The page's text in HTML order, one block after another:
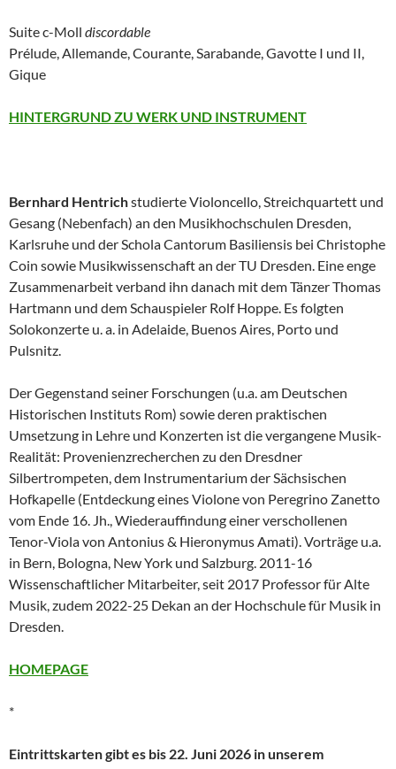
Suite c-Moll discordable
Prélude, Allemande, Courante, Sarabande, Gavotte I und II,
Gique
HINTERGRUND ZU WERK UND INSTRUMENT
Bernhard Hentrichstudierte Violoncello, Streichquartett und
Gesang (Nebenfach) an den Musikhochschulen Dresden,
Karlsruhe und der Schola Cantorum Basiliensis bei Christophe
Coin sowie Musikwissenschaft an der TU Dresden. Eine enge
Zusammenarbeit verband ihn danach mit dem Tänzer Thomas
Hartmann und dem Schauspieler Rolf Hoppe. Es folgten
Solokonzerte u. a. in Adelaide, Buenos Aires, Porto und
Pulsnitz.
Der Gegenstand seiner Forschungen (u.a. am Deutschen
Historischen Instituts Rom) sowie deren praktischen
Umsetzung in Lehre und Konzerten ist die vergangene Musik-
Realität: Provenienzrecherchen zu den Dresdner
Silbertrompeten, dem Instrumentarium der Sächsischen
Hofkapelle (Entdeckung eines Violone von Peregrino Zanetto
vom Ende 16. Jh., Wiederauffindung einer verschollenen
Tenor-Viola von Antonius & Hieronymus Amati). Vorträge u.a.
in Bern, Bologna, New York und Salzburg. 2011-16
Wissenschaftlicher Mitarbeiter, seit 2017 Professor für Alte
Musik, zudem 2022-25 Dekan an der Hochschule für Musik in
Dresden.
HOMEPAGE
*
Eintrittskarten gibt es bis 22. Juni 2026 in unserem